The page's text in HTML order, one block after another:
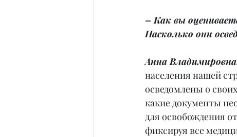
– Как вы
Насколько они
Анна
населения нашей
осведомлены о
какие документы
для освобождения
фиксируя все